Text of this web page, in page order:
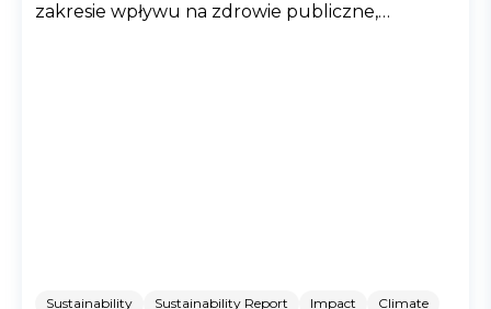
zakresie wpływu na zdrowie publiczne,
Sustainability Sustainability Report Impact Climate